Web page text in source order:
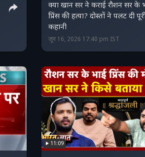
क्या खान सर ने कराई रौशन सर के
प्रिंस की हत्या? दोस्तों ने पलट दी
कहानी
जून 16, 2026 17:40 pm IST
11:09